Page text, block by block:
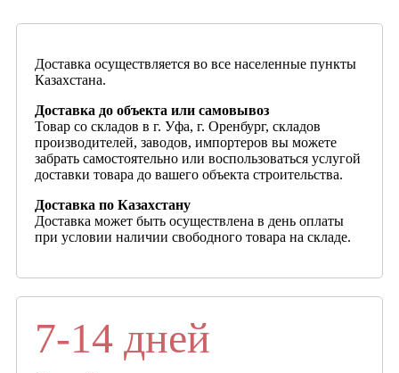
Доставка осуществляется во все населенные пункты
Казахстана.
Доставка до объекта или самовывоз
Товар со складов в г. Уфа, г. Оренбург, складов
производителей, заводов, импортеров вы можете
забрать самостоятельно или воспользоваться услугой
доставки товара до вашего объекта строительства.
Доставка по Казахстану
Доставка может быть осуществлена в день оплаты
при условии наличии свободного товара на складе.
7-14 дней